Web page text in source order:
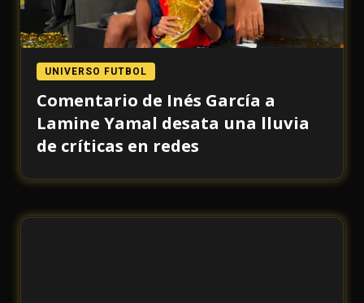
UNIVERSO FUTBOL
Comentario de Inés García a
Lamine Yamal desata una lluvia
de críticas en redes